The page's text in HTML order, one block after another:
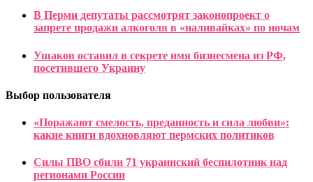
В Перми депутаты рассмотрят законопроект о
запрете продажи алкоголя в «наливайках» по ночам
Ушаков оставил в секрете имя бизнесмена из РФ,
посетившего Украину
Выбор пользователя
«Поражают смелость, преданность и сила любви»:
какие книги вдохновляют пермских политиков
Силы ПВО сбили 71 украинский беспилотник над
регионами России